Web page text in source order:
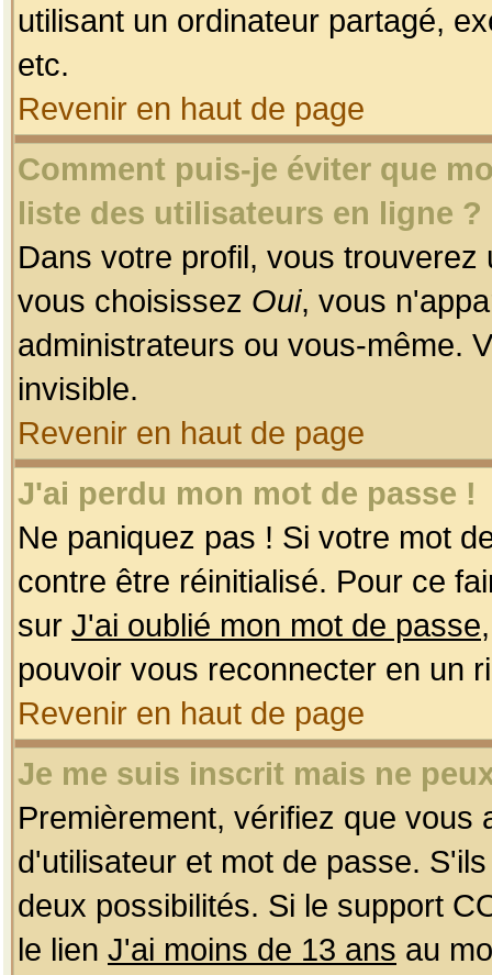
utilisant un ordinateur partagé,
etc.
Revenir en haut de page
Comment puis-je éviter que
liste des utilisateurs en ligne ?
Dans votre profil, vous
vous choisissez Oui, vous
administrateurs ou vous-même.
invisible.
Revenir en haut de page
J'ai perdu mon mot de passe !
Ne paniquez pas ! Si votre mot
contre être réinitialisé. Pour ce
sur J'ai oublié mon mot de passe
pouvoir vous reconnecter en un
Revenir en haut de page
Je me suis inscrit mais ne
Premièrement, vérifiez que
d'utilisateur et mot de passe.
deux possibilités. Si le support
le lien J'ai moins de 13 ans au